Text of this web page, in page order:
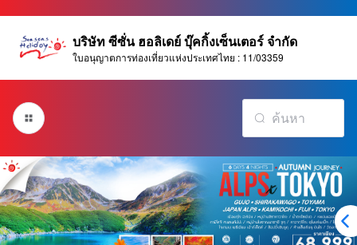
บริษัท ซีซั่น ฮอลิเดย์ บุ๊คกิ้งเซ็นเตอร์ จำกัด
ใบอนุญาตการท่องเที่ยวแห่งประเทศไทย : 11/03359